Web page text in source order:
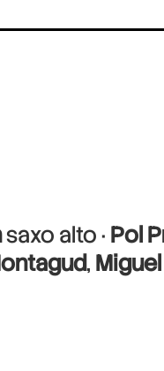
saxo alto · Pol
, Miguel